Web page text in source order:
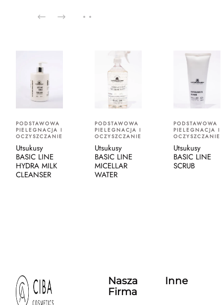
PODSTAWOWA
PIELEGNACJA I
OCZYSZCZANIE
Utsukusy
BASIC LINE
HYDRA MILK
CLEANSER
PODSTAWOWA
PIELEGNACJA I
OCZYSZCZANIE
Utsukusy
BASIC LINE
MICELLAR
WATER
PODSTAWOWA
PIELEGNACJA I
OCZYSZCZANIE
Utsukusy
BASIC LINE
SCRUB
Nasza
Firma
Inne